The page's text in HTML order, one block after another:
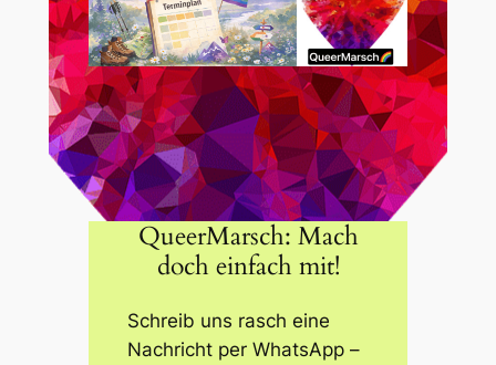
QueerMarsch: Mach
doch einfach mit!
Schreib uns rasch eine
Nachricht per WhatsApp –